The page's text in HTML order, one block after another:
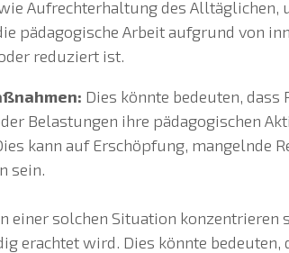
Aufrechterhaltung des Alltäglichen,
pädagogische Arbeit aufgrund von
reduziert ist.
Dies könnte bedeuten, dass
Belastungen ihre pädagogischen
kann auf Erschöpfung, mangelnde
sein.
einer solchen Situation konzentrieren
erachtet wird. Dies könnte bedeuten,